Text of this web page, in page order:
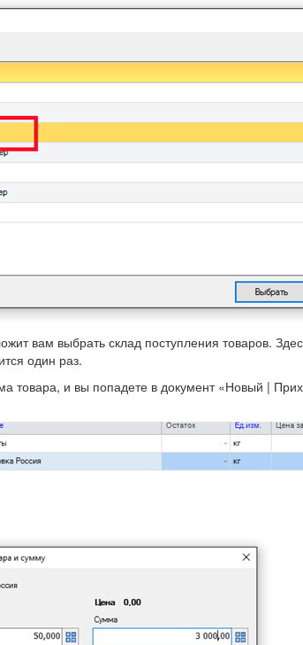
вам выбрать склад поступления товаров.
один раз.
товара, и вы попадете в документ «Новый |